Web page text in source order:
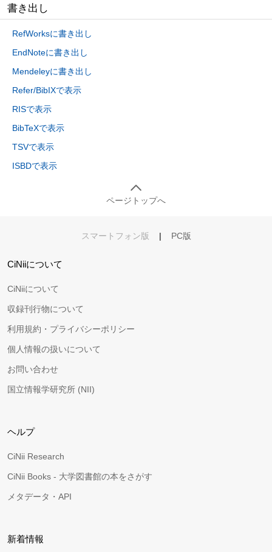
書き出し
RefWorksに書き出し
EndNoteに書き出し
Mendeleyに書き出し
Refer/BibIXで表示
RISで表示
BibTeXで表示
TSVで表示
ISBDで表示
ページトップへ
スマートフォン版 | PC版
CiNiiについて
CiNiiについて
収録刊行物について
利用規約・プライバシーポリシー
個人情報の扱いについて
お問い合わせ
国立情報学研究所 (NII)
ヘルプ
CiNii Research
CiNii Books - 大学図書館の本をさがす
メタデータ・API
新着情報